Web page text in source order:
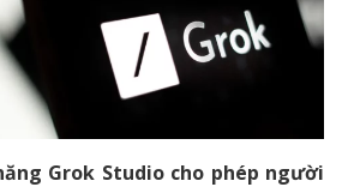
Grok Studio cho phép người